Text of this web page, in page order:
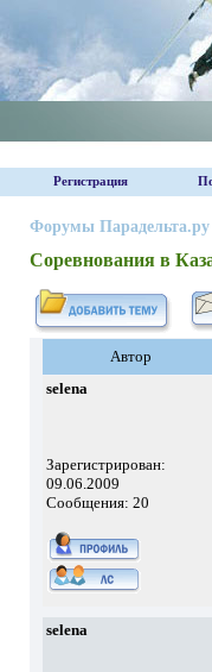
Регистрация
Форумы Парадельта.ру
Соревнования в
Автор
selena
Зарегистрирован:
09.06.2009
Сообщения: 20
selena